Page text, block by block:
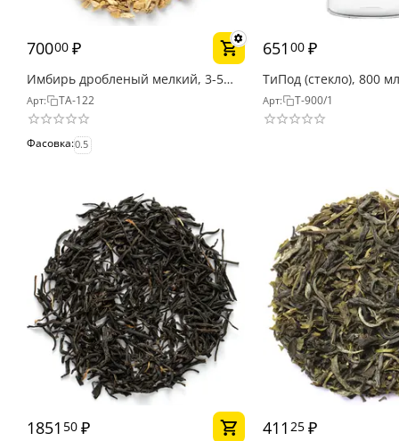
70000 ₽
Имбирь дробленый мелкий, 3-5
мм
Арт: TA-122
Фасовка:0.5
651 00 ₽
ТиПод (стекло), 800 мл
Арт: T-900/1
1851 50 ₽ 411 25 ₽